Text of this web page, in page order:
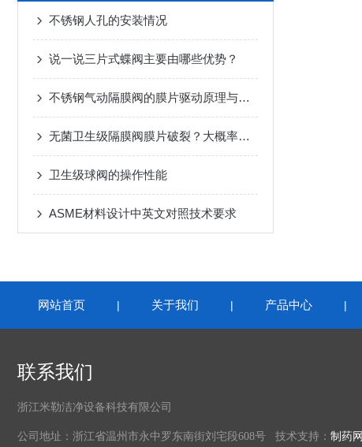
不锈钢人孔的安装情况
说一说三片式蝶阀主要由哪些优势？
不锈钢气动隔膜阀的膜片驱动原理与密封维护
无菌卫生级隔膜阀膜片破裂？大概率原因找到了
卫生级球阀的操作性能
ASME材料设计中英文对照技术要求
网站首页 | 关于我们 | 产品中心 |
联系我们
浙江米勒洁净设备科技有限公司
公司地址：浙江省温州市永中罗东南街刘宅段608号 技术支持： 制药网